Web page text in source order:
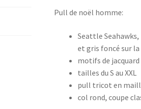
Pull de noël homme:
Seattle Seahawks
et gris foncé sur
motifs de
tailles du S au XXL
pull tricot en
col rond, coupe